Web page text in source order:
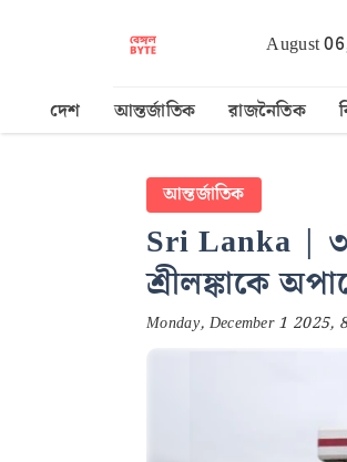
August
দেশ আন্তর্জাতিক রাজনৈতিক
আন্তর্জাতিক
Sri Lanka |
শ্রীলঙ্কাকে
Monday, December 1 2025,